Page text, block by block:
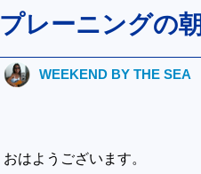
プレーニングの朝
WEEKEND BY THE SEA
おはようございます。